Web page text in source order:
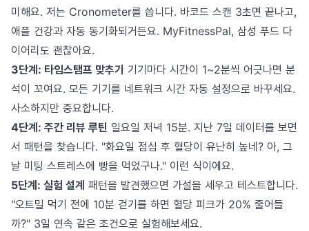
미해요. 저는 Cronometer를 씁니다. 바코드 스캔 3초면 끝나고,
애플 건강과 자동 동기화되거든요. MyFitnessPal, 삼성 푸드 다
이어리도 괜찮아요.
3단계: 타임스탬프 맞추기 기기마다 시간이 1~2분씩 어긋나면 분
석이 꼬여요. 모든 기기를 네트워크 시간 자동 설정으로 바꾸세요.
사소하지만 중요합니다.
4단계: 주간 리뷰 루틴 일요일 저녁 15분. 지난 7일 데이터를 보면
서 패턴을 찾습니다. "화요일 점심 후 혈당이 유난히 높네? 아, 그
날 미팅 스트레스에 빵을 먹었구나." 이런 식이에요.
5단계: 실험 설계 패턴을 발견했으면 가설을 세우고 테스트합니다.
"오트밀 먹기 전에 10분 걷기를 하면 혈당 피크가 20% 줄어들
까?" 3일 연속 같은 조건으로 실험해보세요.